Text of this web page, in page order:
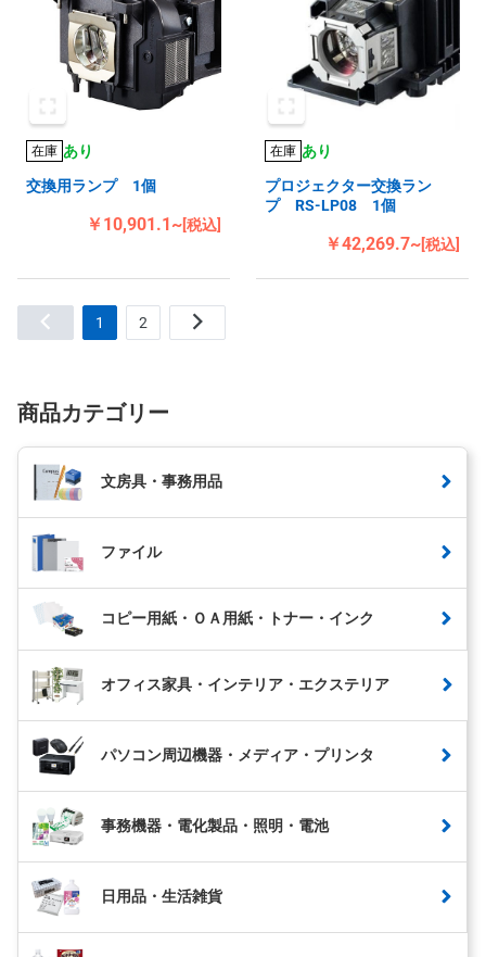
在庫 あり
交換用ランプ 1個
￥10,901.1~[税込]
在庫 あり
プロジェクター交換ラン
プ RS-LP08 1個
￥42,269.7~[税込]
1 2
商品カテゴリー
文房具・事務用品
ファイル
コピー用紙・ＯＡ用紙・トナー・インク
オフィス家具・インテリア・エクステリア
パソコン周辺機器・メディア・プリンタ
事務機器・電化製品・照明・電池
日用品・生活雑貨